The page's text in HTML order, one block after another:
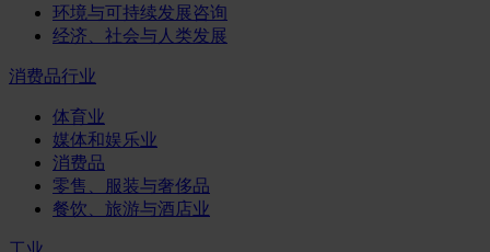
环境与可持续发展咨询
经济、社会与人类发展
消费品行业
体育业
媒体和娱乐业
消费品
零售、服装与奢侈品
餐饮、旅游与酒店业